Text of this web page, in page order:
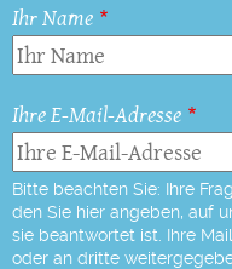
Ihr Name
Ihre E-Mail-Adresse
Bitte beachten Sie: Ihre
den Sie hier angeben, auf
sie beantwortet ist. Ihre
oder an dritte